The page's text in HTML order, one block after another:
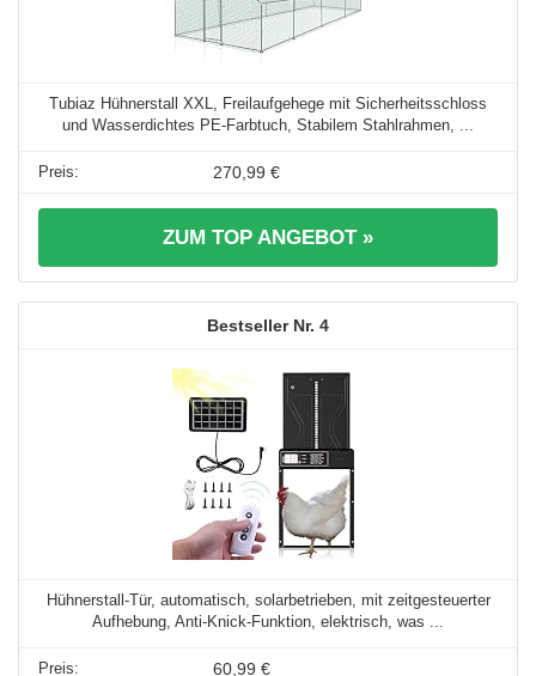
Tubiaz Hühnerstall XXL, Freilaufgehege mit Sicherheitsschloss
und Wasserdichtes PE-Farbtuch, Stabilem Stahlrahmen, ...
270,99 €
ZUM TOP ANGEBOT »
4
Hühnerstall-Tür, automatisch, solarbetrieben, mit zeitgesteuerter
Aufhebung, Anti-Knick-Funktion, elektrisch, was ...
60,99 €